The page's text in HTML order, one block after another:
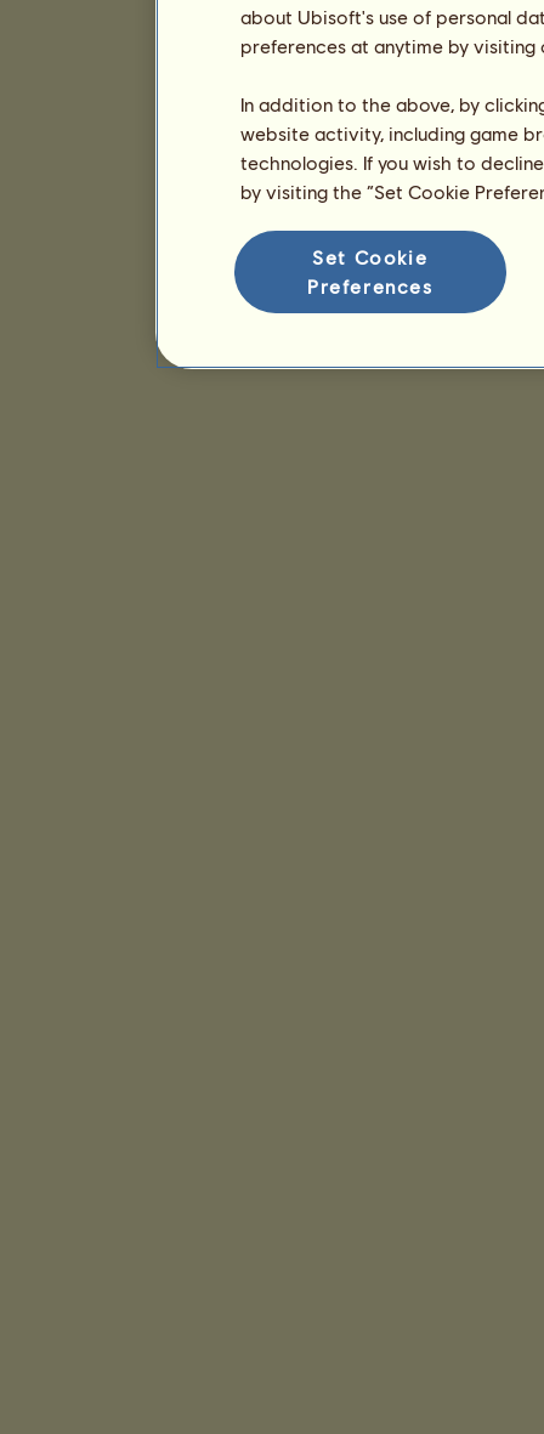
about Ubisoft's use of personal
preferences at anytime by
In addition to the above, by
website activity, including game
technologies. If you wish to
by visiting the “Set Cookie
Set Cookie
Preferences